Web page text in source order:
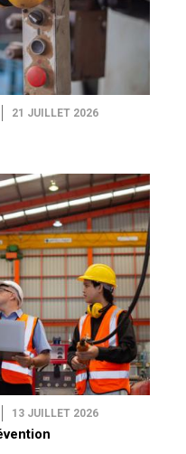
21 JUILLET 2026
13 JUILLET 2026